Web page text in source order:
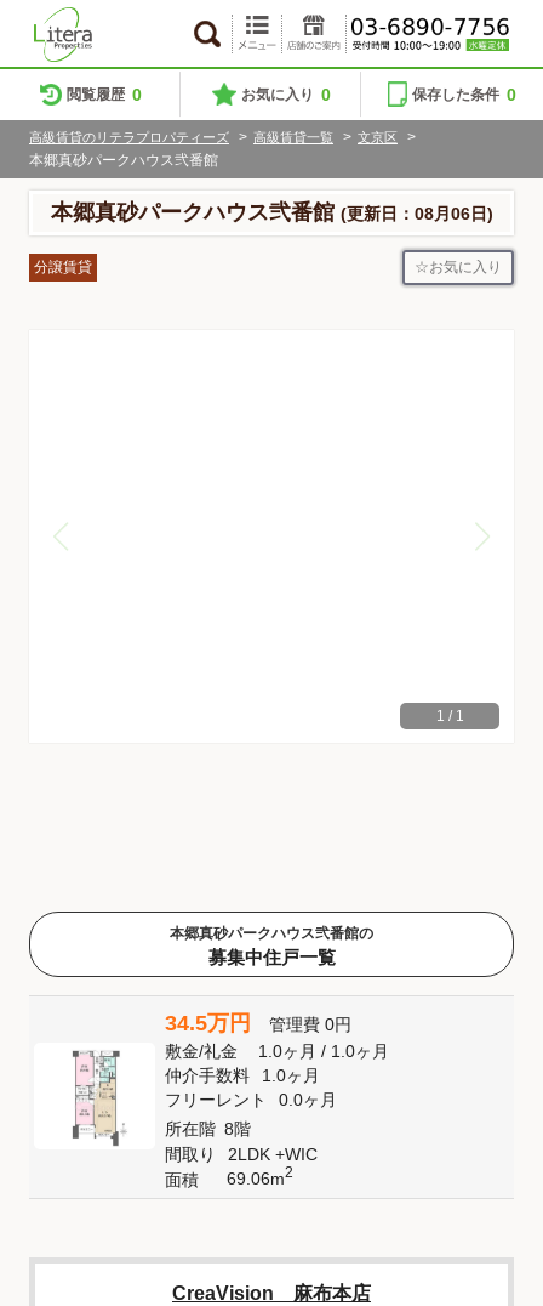
閲覧履歴 0 お気に入り 0 保存した条件 0
高級賃貸のリテラプロパティーズ > 高級賃貸一覧 > 文京区
>
本郷真砂パークハウス弐番館
本郷真砂パークハウス弐番館 (更新日：08月06日)
分譲賃貸 お気に入り
1 / 1
本郷真砂パークハウス弐番館の
募集中住戸一覧
34.5万円 管理費 0円
敷金/礼金 1.0ヶ月/ 1.0ヶ月
仲介手数料
1.0ヶ月
フリーレント
0.0ヶ月
所在階 8階
間取り
2LDK +WIC
面積
69.06m2
CreaVision 麻布本店